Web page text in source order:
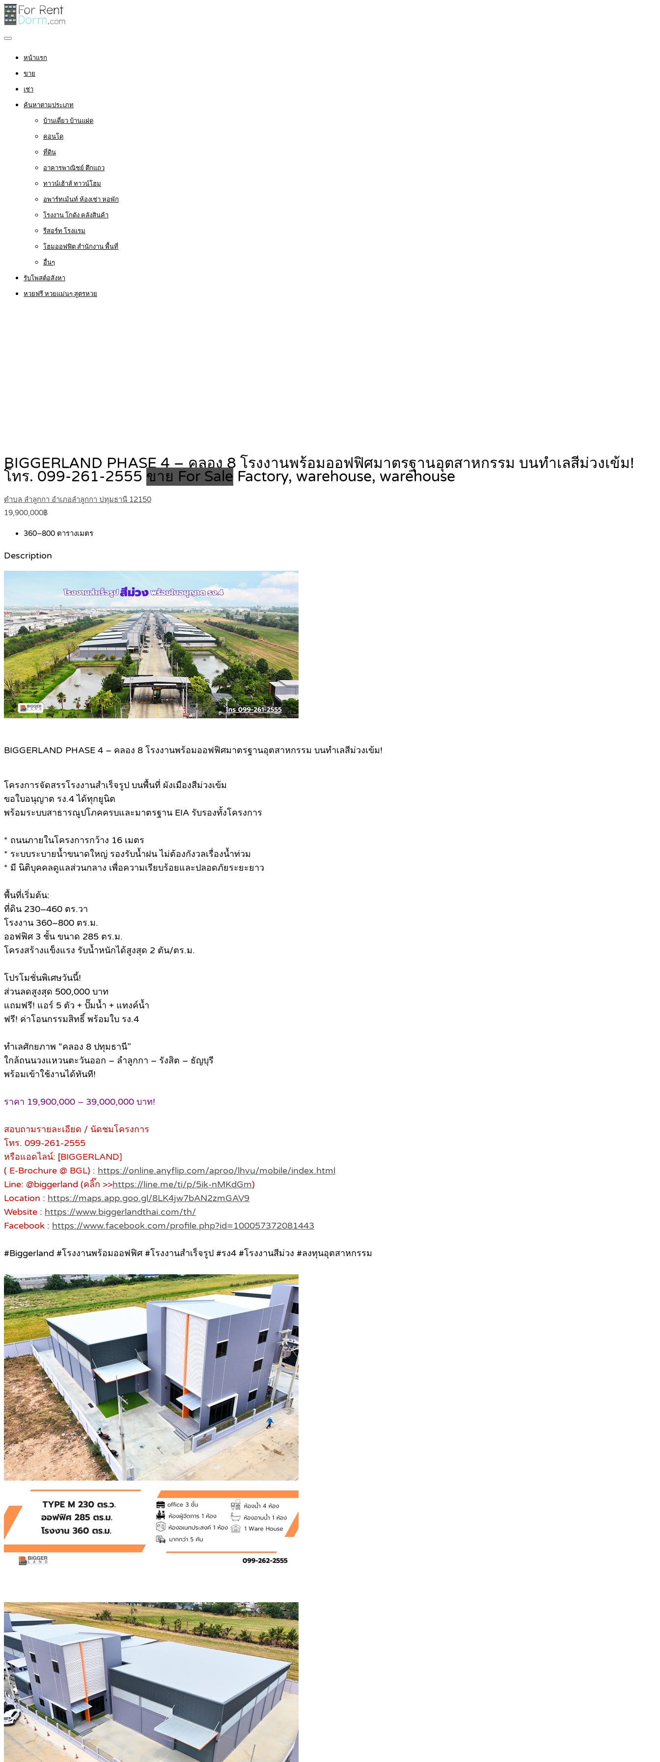
หน้าแรก
ขาย
เช่า
ค้นหาตามประเภท
บ้านเดี่ยว บ้านแฝด
คอนโด
ที่ดิน
อาคารพาณิชย์ ตึกแถว
ทาวน์เฮ้าส์ ทาวน์โฮม
อพาร์ทเม้นท์ ห้องเช่า หอพัก
โรงงาน โกดัง คลังสินค้า
รีสอร์ท โรงแรม
โฮมออฟฟิต สำนักงาน พื้นที่
อื่นๆ
รับโพสต์อสังหา
หวยฟรี หวยแม่นๆ สูตรหวย
BIGGERLAND PHASE 4 – คลอง 8 โรงงานพร้อมออฟฟิศมาตรฐานอุตสาหกรรม บนทำเลสีม่วงเข้ม!
โทร. 099-261-2555 ขาย For Sale Factory, warehouse, warehouse
ตำบล ลำลูกกา อำเภอลำลูกกา ปทุมธานี 12150
19,900,000฿
360–800 ตารางเมตร
Description
BIGGERLAND PHASE 4 – คลอง 8 โรงงานพร้อมออฟฟิศมาตรฐานอุตสาหกรรม บนทำเลสีม่วงเข้ม!
โครงการจัดสรรโรงงานสำเร็จรูป บนพื้นที่ ผังเมืองสีม่วงเข้ม
ขอใบอนุญาต รง.4 ได้ทุกยูนิต
พร้อมระบบสาธารณูปโภคครบและมาตรฐาน EIA รับรองทั้งโครงการ
* ถนนภายในโครงการกว้าง 16 เมตร
* ระบบระบายน้ำขนาดใหญ่ รองรับน้ำฝน ไม่ต้องกังวลเรื่องน้ำท่วม
* มี นิติบุคคลดูแลส่วนกลาง เพื่อความเรียบร้อยและปลอดภัยระยะยาว
พื้นที่เริ่มต้น:
ที่ดิน 230–460 ตร.วา
โรงงาน 360–800 ตร.ม.
ออฟฟิศ 3 ชั้น ขนาด 285 ตร.ม.
โครงสร้างแข็งแรง รับน้ำหนักได้สูงสุด 2 ตัน/ตร.ม.
โปรโมชั่นพิเศษวันนี้!
ส่วนลดสูงสุด 500,000 บาท
แถมฟรี! แอร์ 5 ตัว + ปั๊มน้ำ + แทงค์น้ำ
ฟรี! ค่าโอนกรรมสิทธิ์ พร้อมใบ รง.4
ทำเลศักยภาพ “คลอง 8 ปทุมธานี”
ใกล้ถนนวงแหวนตะวันออก – ลำลูกกา – รังสิต – ธัญบุรี
พร้อมเข้าใช้งานได้ทันที!
ราคา 19,900,000 – 39,000,000 บาท!
สอบถามรายละเอียด / นัดชมโครงการ
โทร. 099-261-2555
หรือแอดไลน์: [ฺBIGGERLAND]
( E-Brochure @ BGL) : https://online.anyflip.com/aproo/lhvu/mobile/index.html
Line: @biggerland (คลิ๊ก >>https://line.me/ti/p/5ik-nMKdGm)
Location : https://maps.app.goo.gl/8LK4jw7bAN2zmGAV9
Website : https://www.biggerlandthai.com/th/
Facebook : https://www.facebook.com/profile.php?id=100057372081443
#Biggerland #โรงงานพร้อมออฟฟิศ #โรงงานสำเร็จรูป #รง4 #โรงงานสีม่วง #ลงทุนอุตสาหกรรม